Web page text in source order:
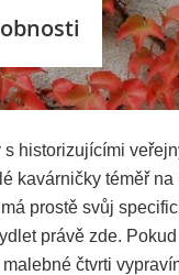
historizujícími
kavárničky téměř na
prostě svůj
právě zde.
čtvrti